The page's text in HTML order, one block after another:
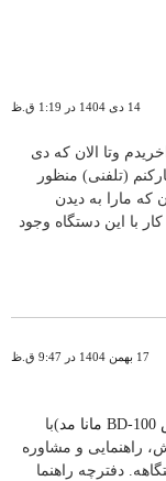
14 دی 1404 در 1:19 ق.ظ
راخریدم وتا الان که دی
(تلفنی) منظور
مارا به دیدن
با این دستگاه وجود
17 بهمن 1404 در 9:47 ق.ظ
)با
راهنمایی و مشاوره
دفترچه راهنما